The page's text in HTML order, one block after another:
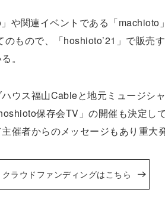
や関連イベントである「machioto
もので、「hoshioto’21」で販売
。
ウス福山Cableと地元ミュージシ
保存会TV」の開催も決定し
催者からのメッセージもあり重大
クラウドファンディングはこちら